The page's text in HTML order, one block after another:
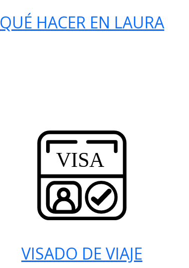
QUÉ HACER EN LAURA
VISADO DE VIAJE